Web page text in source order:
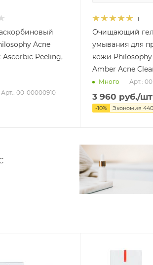
Acne
Peeling,
Арт.: 00-00000910
1
Очищающий
умывания для
кожи
Amber Acne
Много Арт.:
3 960 руб./шт
-10% Экономия 440